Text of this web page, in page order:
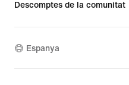
Descomptes de la comunitat
Espanya